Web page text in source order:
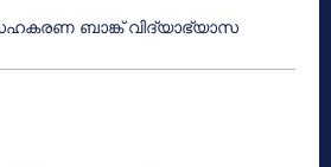
ബാങ്ക് വിദ്യാഭ്യാസ